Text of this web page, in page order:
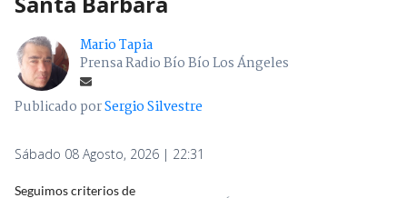
Mario Tapia
Prensa Radio Bío Bío Los Ángeles
Publicado porSergio Silvestre
Sábado 08 Agosto, 2026 | 22:31
Seguimos criterios de